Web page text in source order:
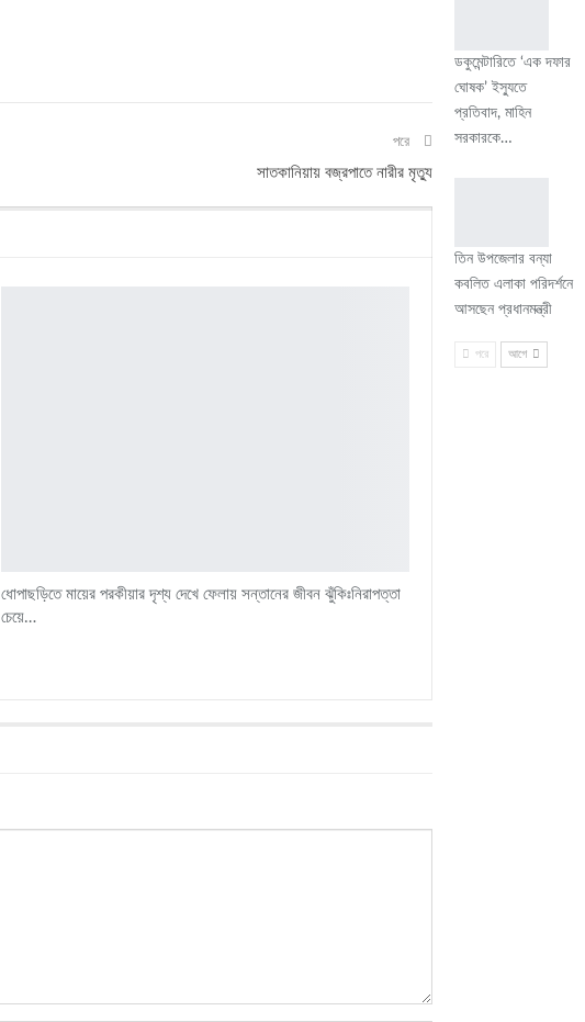
পরে
সাতকানিয়ায় বজ্রপাতে নারীর মৃত্যু
ধোপাছড়িতে মায়ের পরকীয়ার দৃশ্য দেখে ফেলায় সন্তানের জীবন ঝুঁকিঃনিরাপত্তা
চেয়ে…
ডকুমেন্টারিতে ‘এক দফার
ঘোষক’ ইস্যুতে
প্রতিবাদ, মাহিন
সরকারকে…
তিন উপজেলার বন্যা
কবলিত এলাকা পরিদর্শনে
আসছেন প্রধানমন্ত্রী
পরে আগে